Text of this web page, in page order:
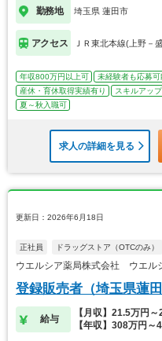
勤務地 埼玉県 蓮田市
アクセス ＪＲ東北本線(上野－
年収800万円以上可 未経験者も応募可
産休・育休取得実績有り
スキルアップ
夏～秋入職可
求人の詳細を見る
更新日：2026年6月18日
正社員 ドラッグストア（OTCのみ）
ウエルシア薬局株式会社 ウエル
登録販売者（埼玉県蓮
給与
【月収】21.5万円～
【年収】308万円～